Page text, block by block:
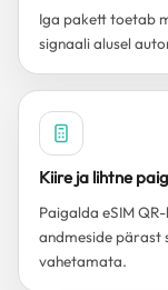
Iga pakett toetab
signaali alusel
Kiire ja lihtne
Paigalda eSIM
andmeside pärast
vahetamata.